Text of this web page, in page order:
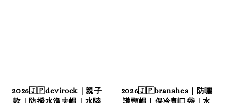
2026🇯🇵devirock｜親子
2026🇯🇵branshes｜防曬